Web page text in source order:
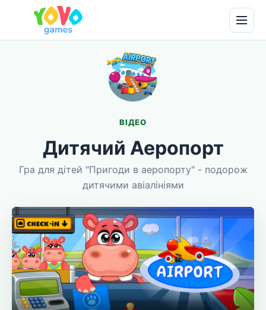
ВІДЕО
Дитячий Аеропорт
Гра для дітей "Пригоди в аеропорту" - подорож
дитячими авіалініями